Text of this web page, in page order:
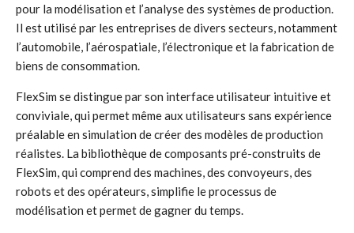
pour la modélisation et l’analyse des systèmes de production.
Il est utilisé par les entreprises de divers secteurs, notamment
l’automobile, l’aérospatiale, l’électronique et la fabrication de
biens de consommation.
FlexSim se distingue par son interface utilisateur intuitive et
conviviale, qui permet même aux utilisateurs sans expérience
préalable en simulation de créer des modèles de production
réalistes. La bibliothèque de composants pré-construits de
FlexSim, qui comprend des machines, des convoyeurs, des
robots et des opérateurs, simplifie le processus de
modélisation et permet de gagner du temps.